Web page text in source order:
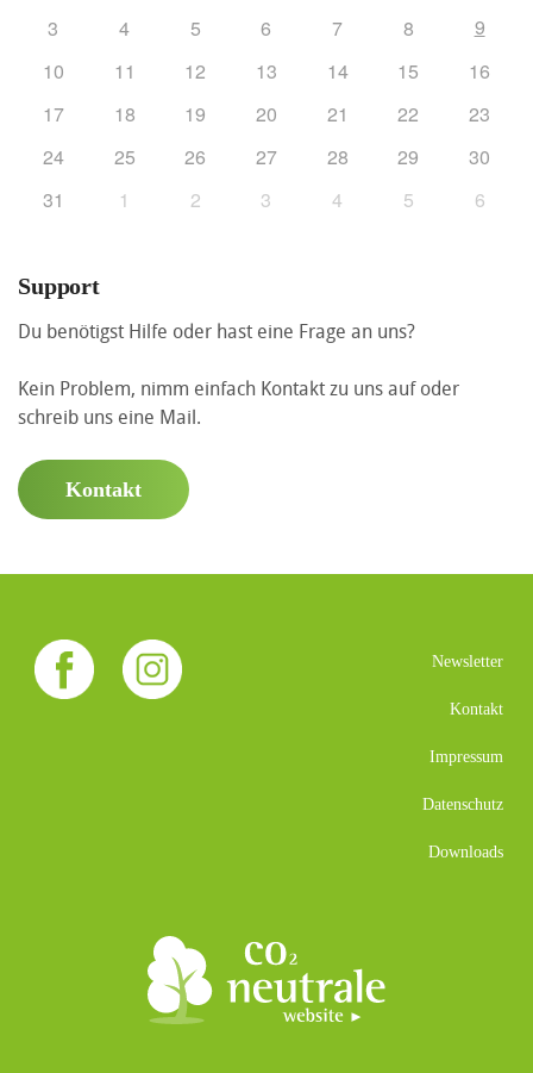
3
4 5 6 7 8
9
10
11 12 13 14 15
16
17
18 19 20 21 22
23
24
25 26 27 28 29
30
31
1 2 3 4 5 6
Support
Du benötigst Hilfe oder hast eine Frage an uns?
Kein Problem, nimm einfach Kontakt zu uns auf oder
schreib uns eine Mail.
Kontakt
Newsletter
Kontakt
Impressum
Datenschutz
Downloads